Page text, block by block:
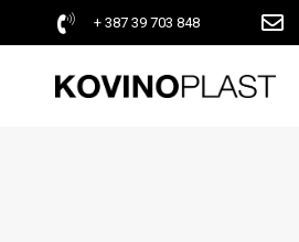
+ 387 39 703 848